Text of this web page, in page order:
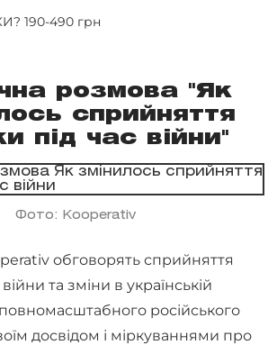
190-490 грн
розмова "Як
сприйняття
під час війни"
Фото: Kooperativ
обговорять сприйняття
та зміни в українській
повномасштабного російського
досвідом і міркуваннями про